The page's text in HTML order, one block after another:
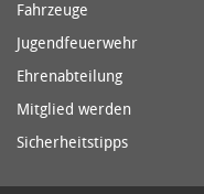
Fahrzeuge
Jugendfeuerwehr
Ehrenabteilung
Mitglied werden
Sicherheitstipps